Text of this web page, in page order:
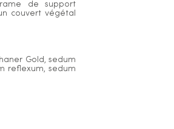
de support
couvert végétal
Gold, sedum
reflexum, sedum